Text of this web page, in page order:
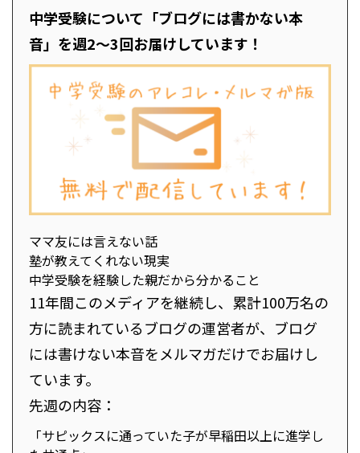
中学受験について「ブログには書かない本
音」を週2～3回お届けしています！
ママ友には言えない話
塾が教えてくれない現実
中学受験を経験した親だから分かること
11年間このメディアを継続し、累計100万名の
方に読まれているブログの運営者が、ブログ
には書けない本音をメルマガだけでお届けし
ています。
先週の内容：
「サピックスに通っていた子が早稲田以上に進学し